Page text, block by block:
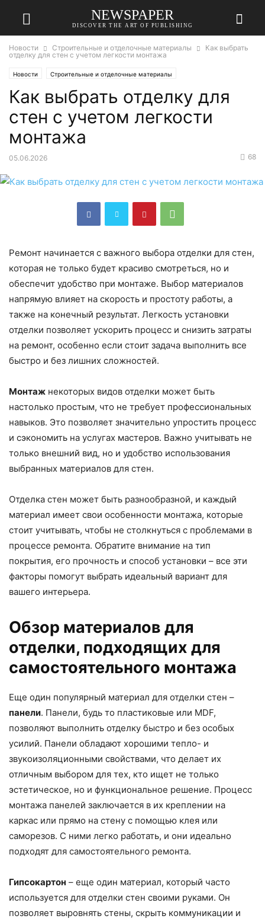
NEWSPAPER
DISCOVER THE ART OF PUBLISHING
Новости Строительные и отделочные материалы
Как выбрать
отделку для стен с учетом легкости монтажа
Новости Строительные и отделочные материалы
Как выбрать отделку для
стен с учетом легкости
монтажа
05.06.2026 68
Ремонт начинается с важного выбора отделки для стен,
которая не только будет красиво смотреться, но и
обеспечит удобство при монтаже. Выбор материалов
напрямую влияет на скорость и простоту работы, а
также на конечный результат. Легкость установки
отделки позволяет ускорить процесс и снизить затраты
на ремонт, особенно если стоит задача выполнить все
быстро и без лишних сложностей.
Монтаж некоторых видов отделки может быть
настолько простым, что не требует профессиональных
навыков. Это позволяет значительно упростить процесс
и сэкономить на услугах мастеров. Важно учитывать не
только внешний вид, но и удобство использования
выбранных материалов для стен.
Отделка стен может быть разнообразной, и каждый
материал имеет свои особенности монтажа, которые
стоит учитывать, чтобы не столкнуться с проблемами в
процессе ремонта. Обратите внимание на тип
покрытия, его прочность и способ установки – все эти
факторы помогут выбрать идеальный вариант для
вашего интерьера.
Обзор материалов для
отделки, подходящих для
самостоятельного монтажа
Еще один популярный материал для отделки стен –
панели. Панели, будь то пластиковые или MDF,
позволяют выполнить отделку быстро и без особых
усилий. Панели обладают хорошими тепло- и
звукоизоляционными свойствами, что делает их
отличным выбором для тех, кто ищет не только
эстетическое, но и функциональное решение. Процесс
монтажа панелей заключается в их креплении на
каркас или прямо на стену с помощью клея или
саморезов. С ними легко работать, и они идеально
подходят для самостоятельного ремонта.
Гипсокартон – еще один материал, который часто
используется для отделки стен своими руками. Он
позволяет выровнять стены, скрыть коммуникации и